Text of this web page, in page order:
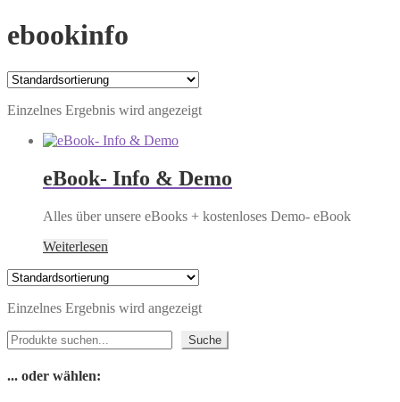
ebookinfo
Einzelnes Ergebnis wird angezeigt
eBook- Info & Demo
Alles über unsere eBooks + kostenloses Demo- eBook
Weiterlesen
Einzelnes Ergebnis wird angezeigt
Suchen
Suche
... oder wählen: